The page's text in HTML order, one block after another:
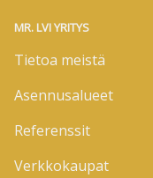
MR. LVI YRITYS
Tietoa meistä
Asennusalueet
Referenssit
Verkkokaupat